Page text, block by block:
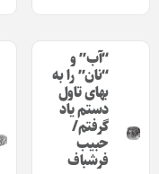
“آب” و
“نان” را به
بهای تاول
دستم یاد
گرفتم/
حبیب
فرشباف